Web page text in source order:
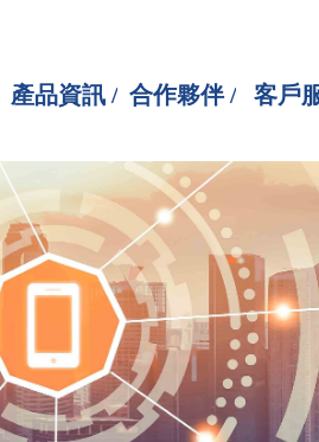
產品資訊 / 合作夥伴 / 客戶